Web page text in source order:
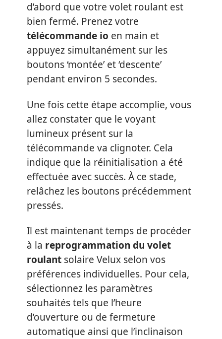
d’abord que votre volet roulant est
bien fermé. Prenez votre
télécommande io en main et
appuyez simultanément sur les
boutons ‘montée’ et ‘descente’
pendant environ 5 secondes.
Une fois cette étape accomplie, vous
allez constater que le voyant
lumineux présent sur la
télécommande va clignoter. Cela
indique que la réinitialisation a été
effectuée avec succès. À ce stade,
relâchez les boutons précédemment
pressés.
Il est maintenant temps de procéder
à la reprogrammation du volet
roulant solaire Velux selon vos
préférences individuelles. Pour cela,
sélectionnez les paramètres
souhaités tels que l’heure
d’ouverture ou de fermeture
automatique ainsi que l’inclinaison